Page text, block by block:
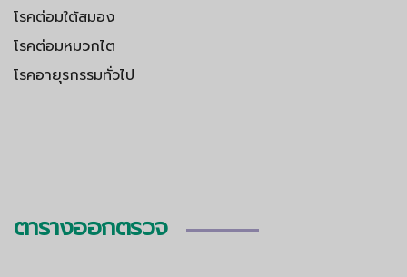
โรคต่อมใต้สมอง
โรคต่อมหมวกไต
โรคอายุรกรรมทั่วไป
ตารางออกตรวจ